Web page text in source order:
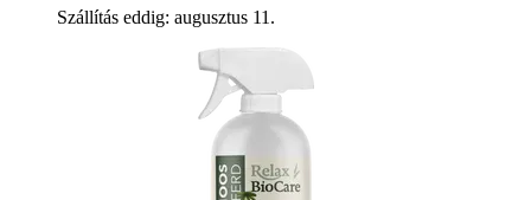
Szállítás eddig: augusztus 11.